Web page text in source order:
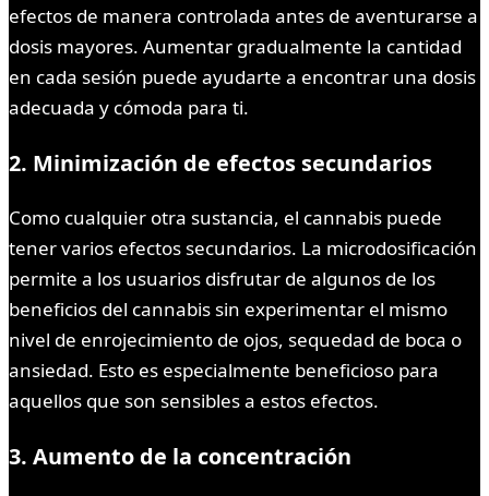
efectos de manera controlada antes de aventurarse a
dosis mayores. Aumentar gradualmente la cantidad
en cada sesión puede ayudarte a encontrar una dosis
adecuada y cómoda para ti.
2. Minimización de efectos secundarios
Como cualquier otra sustancia, el cannabis puede
tener varios efectos secundarios. La microdosificación
permite a los usuarios disfrutar de algunos de los
beneficios del cannabis sin experimentar el mismo
nivel de enrojecimiento de ojos, sequedad de boca o
ansiedad. Esto es especialmente beneficioso para
aquellos que son sensibles a estos efectos.
3. Aumento de la concentración